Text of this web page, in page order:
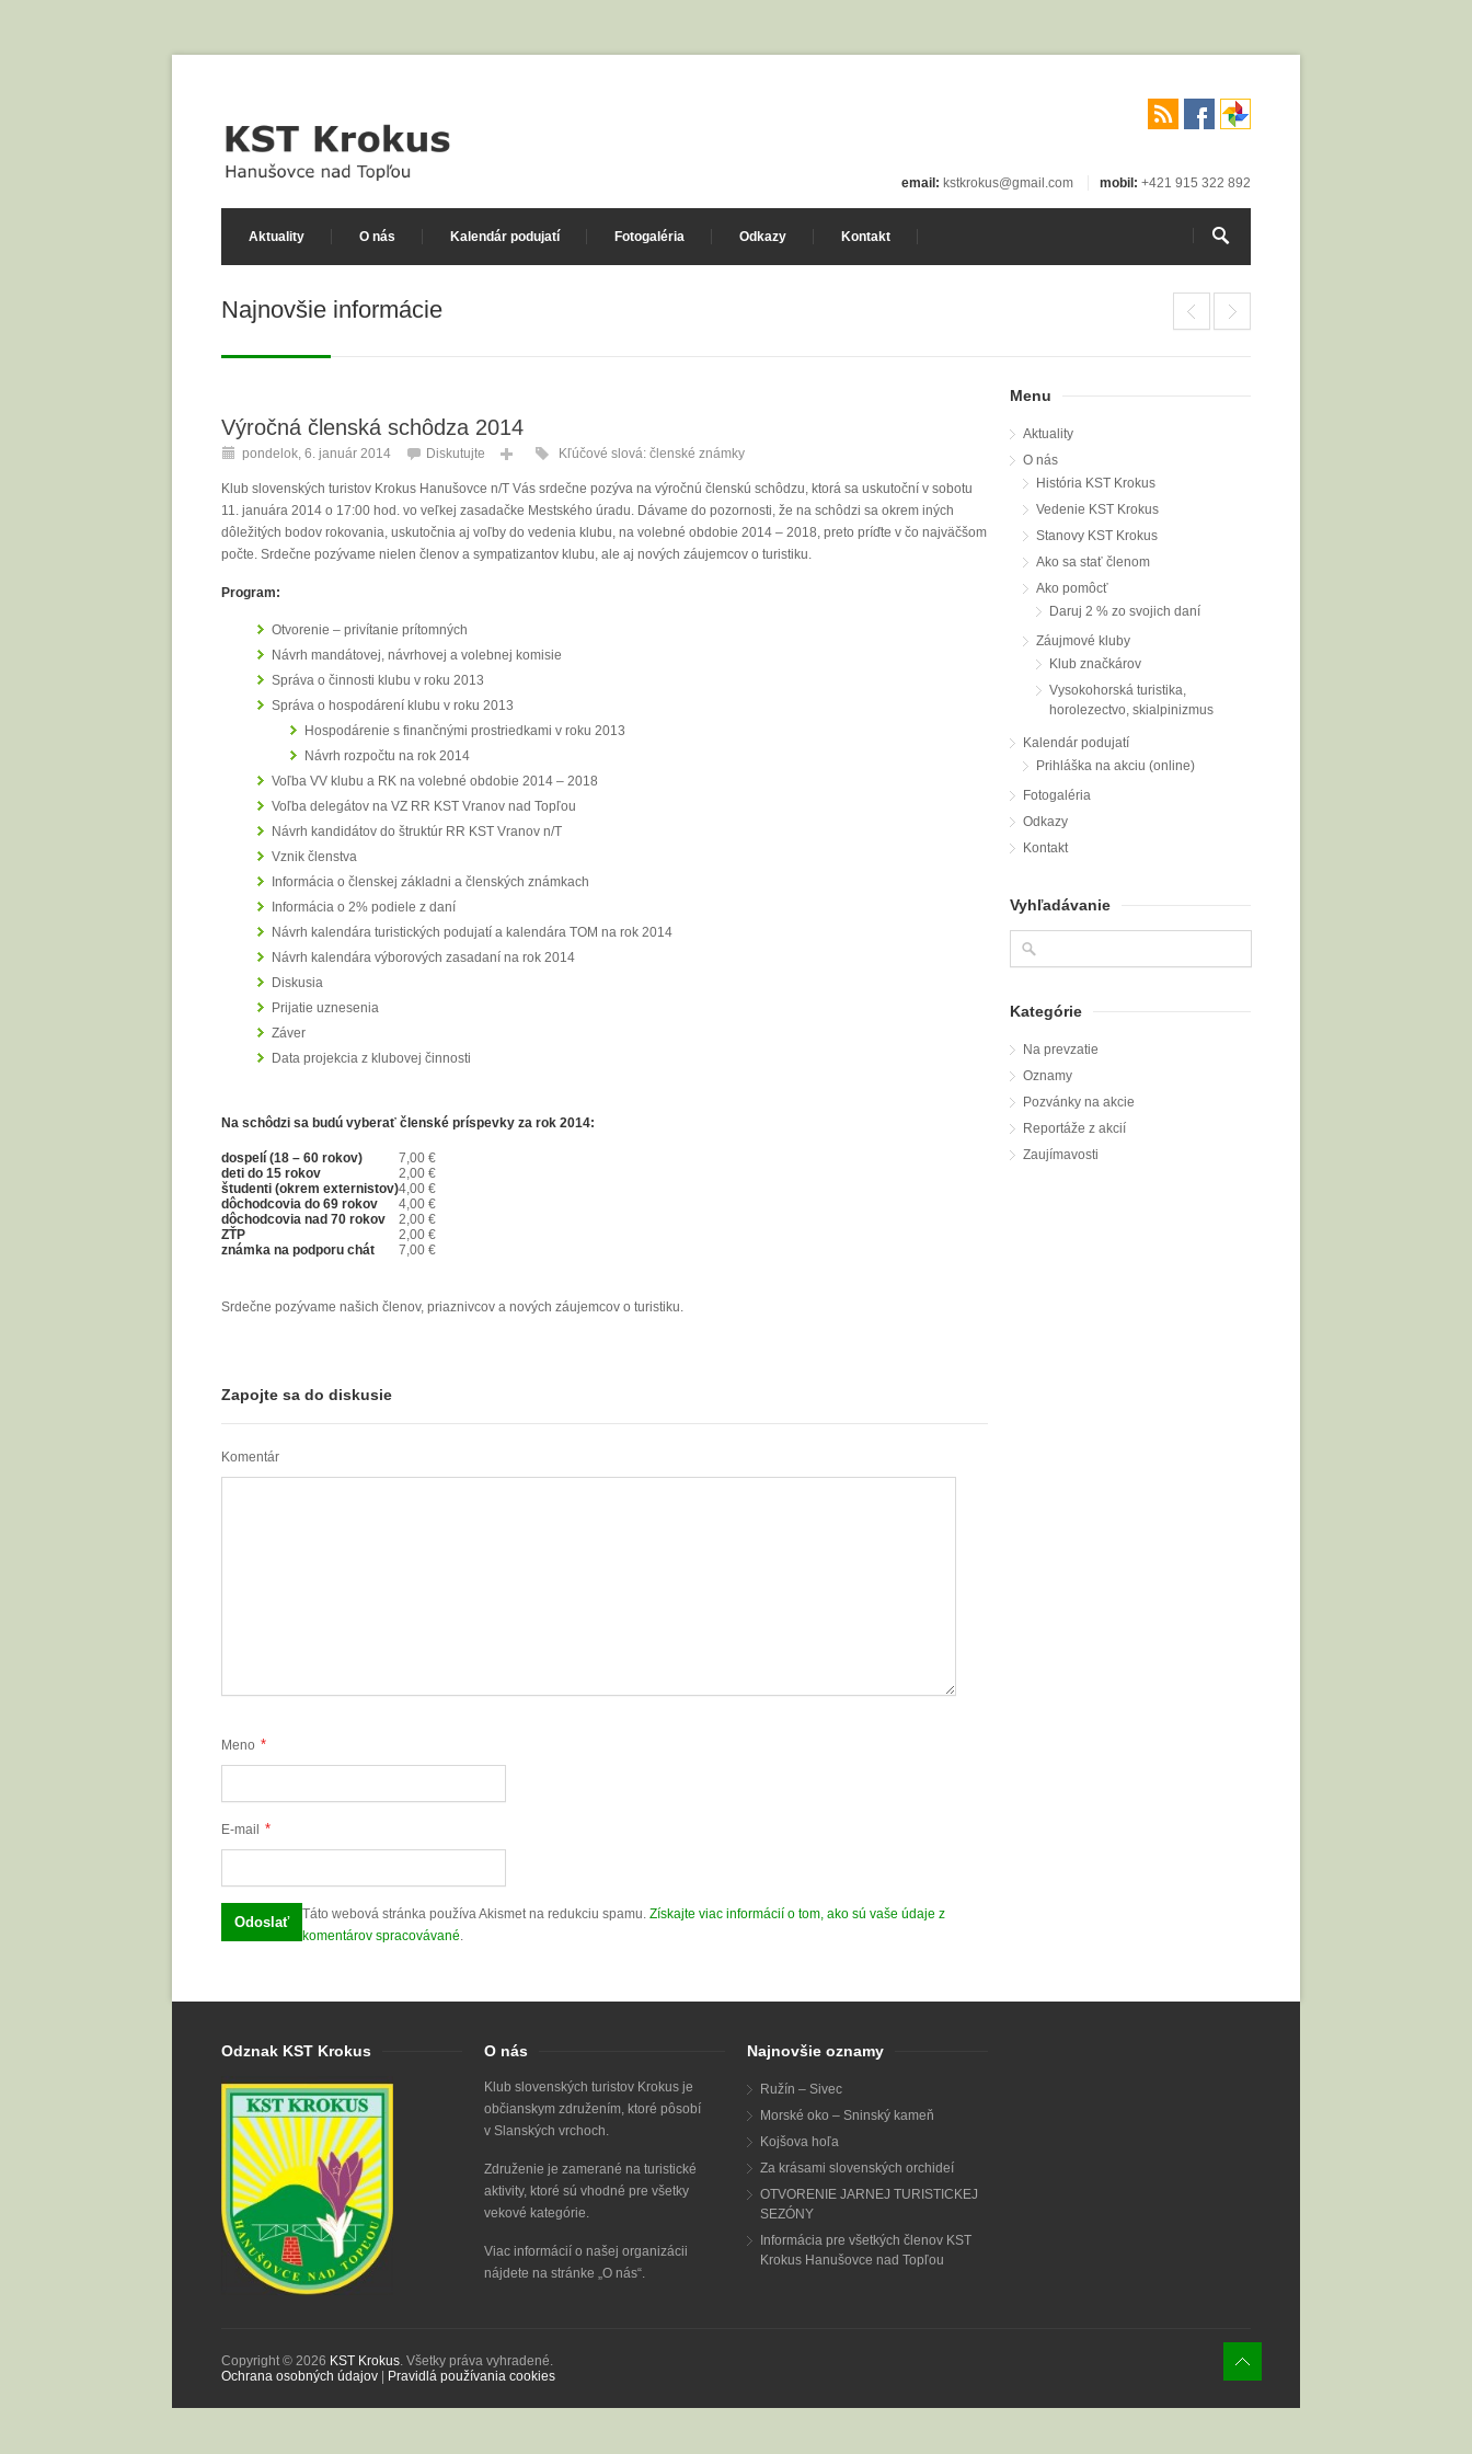
email: kstkrokus@gmail.com mobil: +421 915 322 892
Aktuality O nás Kalendár podujatí Fotogaléria Odkazy Kontakt
Najnovšie informácie
Výročná členská schôdza 2014
pondelok, 6. január 2014 Diskutujte Kľúčové slová: členské známky
Klub slovenských turistov Krokus Hanušovce n/T Vás srdečne pozýva na výročnú členskú schôdzu, ktorá sa uskutoční v sobotu
11. januára 2014 o 17:00 hod. vo veľkej zasadačke Mestského úradu. Dávame do pozornosti, že na schôdzi sa okrem iných
dôležitých bodov rokovania, uskutočnia aj voľby do vedenia klubu, na volebné obdobie 2014 – 2018, preto príďte v čo najväčšom
počte. Srdečne pozývame nielen členov a sympatizantov klubu, ale aj nových záujemcov o turistiku.
Program:
Otvorenie – privítanie prítomných
Návrh mandátovej, návrhovej a volebnej komisie
Správa o činnosti klubu v roku 2013
Správa o hospodárení klubu v roku 2013
Hospodárenie s finančnými prostriedkami v roku 2013
Návrh rozpočtu na rok 2014
Voľba VV klubu a RK na volebné obdobie 2014 – 2018
Voľba delegátov na VZ RR KST Vranov nad Topľou
Návrh kandidátov do štruktúr RR KST Vranov n/T
Vznik členstva
Informácia o členskej základni a členských známkach
Informácia o 2% podiele z daní
Návrh kalendára turistických podujatí a kalendára TOM na rok 2014
Návrh kalendára výborových zasadaní na rok 2014
Diskusia
Prijatie uznesenia
Záver
Data projekcia z klubovej činnosti
Na schôdzi sa budú vyberať členské príspevky za rok 2014:
dospelí (18 – 60 rokov)
7,00 €
deti do 15 rokov
2,00 €
študenti (okrem externistov)4,00 €
dôchodcovia do 69 rokov
4,00 €
dôchodcovia nad 70 rokov
2,00 €
ZŤP
2,00 €
známka na podporu chát
7,00 €
Srdečne pozývame našich členov, priaznivcov a nových záujemcov o turistiku.
Zapojte sa do diskusie
Komentár
Meno *
E-mail *
Táto webová stránka používa Akismet na redukciu spamu. Získajte viac informácií o tom, ako sú vaše údaje z
komentárov spracovávané.
Menu
Aktuality
O nás
História KST Krokus
Vedenie KST Krokus
Stanovy KST Krokus
Ako sa stať členom
Ako pomôcť
Daruj 2 % zo svojich daní
Záujmové kluby
Klub značkárov
Vysokohorská turistika,
horolezectvo, skialpinizmus
Kalendár podujatí
Prihláška na akciu (online)
Fotogaléria
Odkazy
Kontakt
Vyhľadávanie
Kategórie
Na prevzatie
Oznamy
Pozvánky na akcie
Reportáže z akcií
Zaujímavosti
Odznak KST Krokus O nás
Klub slovenských turistov Krokus je
občianskym združením, ktoré pôsobí
v Slanských vrchoch.
Združenie je zamerané na turistické
aktivity, ktoré sú vhodné pre všetky
vekové kategórie.
Viac informácií o našej organizácii
nájdete na stránke „O nás“.
Najnovšie oznamy
Ružín – Sivec
Morské oko – Sninský kameň
Kojšova hoľa
Za krásami slovenských orchideí
OTVORENIE JARNEJ TURISTICKEJ
SEZÓNY
Informácia pre všetkých členov KST
Krokus Hanušovce nad Topľou
Copyright © 2026 KST Krokus. Všetky práva vyhradené.
Ochrana osobných údajov
Pravidlá používania cookies